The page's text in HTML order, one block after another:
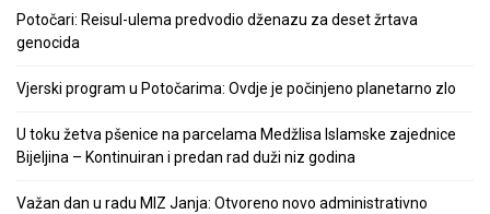
Potočari: Reisul-ulema predvodio dženazu za deset žrtava
genocida
Vjerski program u Potočarima: Ovdje je počinjeno planetarno zlo
U toku žetva pšenice na parcelama Medžlisa Islamske zajednice
Bijeljina – Kontinuiran i predan rad duži niz godina
Važan dan u radu MIZ Janja: Otvoreno novo administrativno